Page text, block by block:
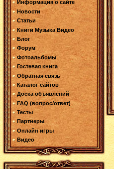
Информация о сайте
Новости
Статьи
Книги Музыка Видео
Блог
Форум
Фотоальбомы
Гостевая книга
Обратная связь
Каталог сайтов
Доска объявлений
FAQ (вопрос/ответ)
Тесты
Партнеры
Онлайн игры
Видео